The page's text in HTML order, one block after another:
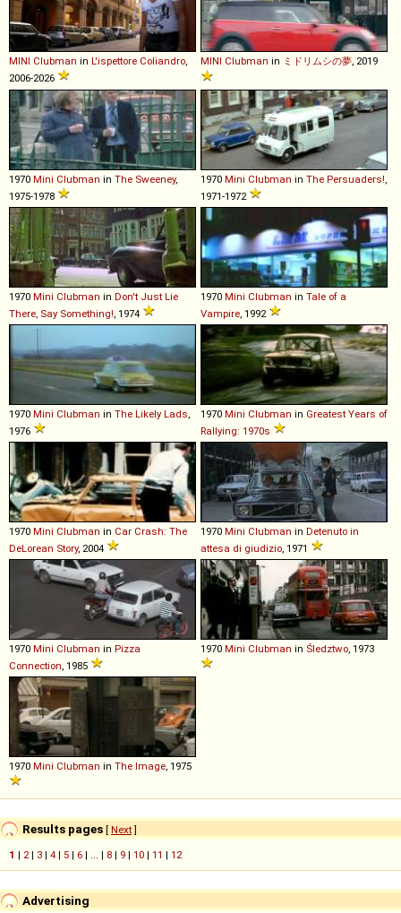
MINI Clubman in L'ispettore Coliandro,
2006-2026
MINI Clubman in ミドリムシの夢, 2019
1970 Mini Clubman in The Sweeney,
1975-1978
1970 Mini Clubman in The Persuaders!,
1971-1972
1970 Mini Clubman in Don't Just Lie
There, Say Something!, 1974
1970 Mini Clubman in Tale of a
Vampire, 1992
1970 Mini Clubman in The Likely Lads,
1976
1970 Mini Clubman in Greatest Years of
Rallying: 1970s
1970 Mini Clubman in Car Crash: The
DeLorean Story, 2004
1970 Mini Clubman in Detenuto in
attesa di giudizio, 1971
1970 Mini Clubman in Pizza
Connection, 1985
1970 Mini Clubman in Śledztwo, 1973
1970 Mini Clubman in The Image, 1975
Results pages [ Next]
1 | 2| 3 | 4 | 5 | 6 | ... | 8 | 9 | 10 | 11 | 12
Advertising